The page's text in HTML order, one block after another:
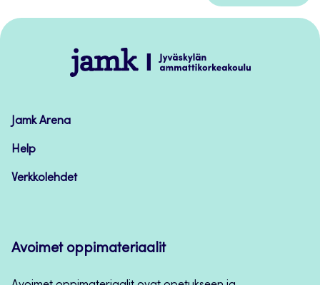
takaisin
Jamk
–
Jamk Arena
Help
Verkkolehdet
Avoimet oppimateriaalit